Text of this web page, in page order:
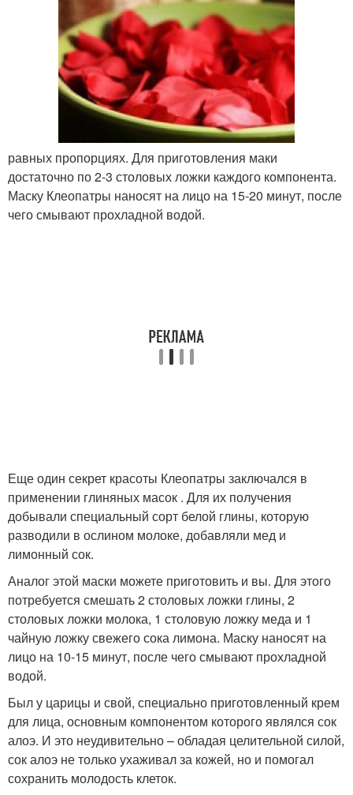
равных пропорциях. Для приготовления маки
достаточно по 2-3 столовых ложки каждого компонента.
Маску Клеопатры наносят на лицо на 15-20 минут, после
чего смывают прохладной водой.
Еще один секрет красоты Клеопатры заключался в
применении глиняных масок . Для их получения
добывали специальный сорт белой глины, которую
разводили в ослином молоке, добавляли мед и
лимонный сок.
Аналог этой маски можете приготовить и вы. Для этого
потребуется смешать 2 столовых ложки глины, 2
столовых ложки молока, 1 столовую ложку меда и 1
чайную ложку свежего сока лимона. Маску наносят на
лицо на 10-15 минут, после чего смывают прохладной
водой.
Был у царицы и свой, специально приготовленный крем
для лица, основным компонентом которого являлся сок
алоэ. И это неудивительно – обладая целительной силой,
сок алоэ не только ухаживал за кожей, но и помогал
сохранить молодость клеток.